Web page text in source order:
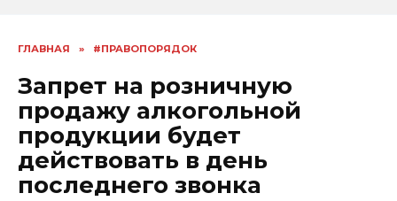
ГЛАВНАЯ » #ПРАВОПОРЯДОК
Запрет на розничную
продажу алкогольной
продукции будет
действовать в день
последнего звонка